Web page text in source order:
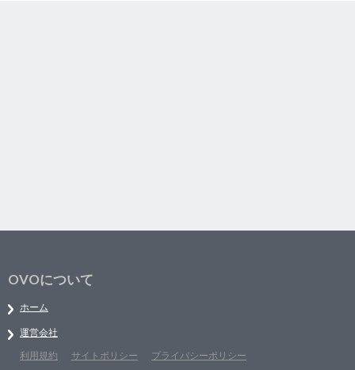
OVOについて
ホーム
運営会社
利用規約
サイトポリシー プライバシーポリシー